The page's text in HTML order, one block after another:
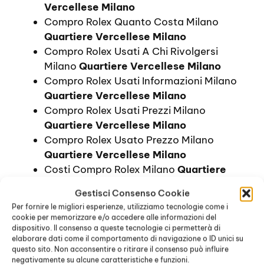
Gestisci Consenso Cookie
Per fornire le migliori esperienze, utilizziamo tecnologie come i
cookie per memorizzare e/o accedere alle informazioni del
dispositivo. Il consenso a queste tecnologie ci permetterà di
elaborare dati come il comportamento di navigazione o ID unici su
questo sito. Non acconsentire o ritirare il consenso può influire
negativamente su alcune caratteristiche e funzioni.
Vercellese Milano
Compro Rolex Quanto Costa Milano
Quartiere Vercellese Milano
Compro Rolex Usati A Chi Rivolgersi
Milano Quartiere Vercellese Milano
Compro Rolex Usati Informazioni Milano
Quartiere Vercellese Milano
Compro Rolex Usati Prezzi Milano
Quartiere Vercellese Milano
Compro Rolex Usato Prezzo Milano
Quartiere Vercellese Milano
Costi Compro Rolex Milano Quartiere
Costo Compro Rolex MilanoQuartiere
Vercellese Milano
Dove Comprare Rolex Prezzi Milano
Quartiere Vercellese Milano
Dove Comprare Rolex Prezzo Milano